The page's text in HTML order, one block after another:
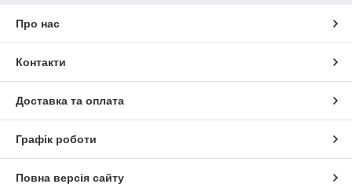
Про нас
Контакти
Доставка та оплата
Графік роботи
Повна версія сайту